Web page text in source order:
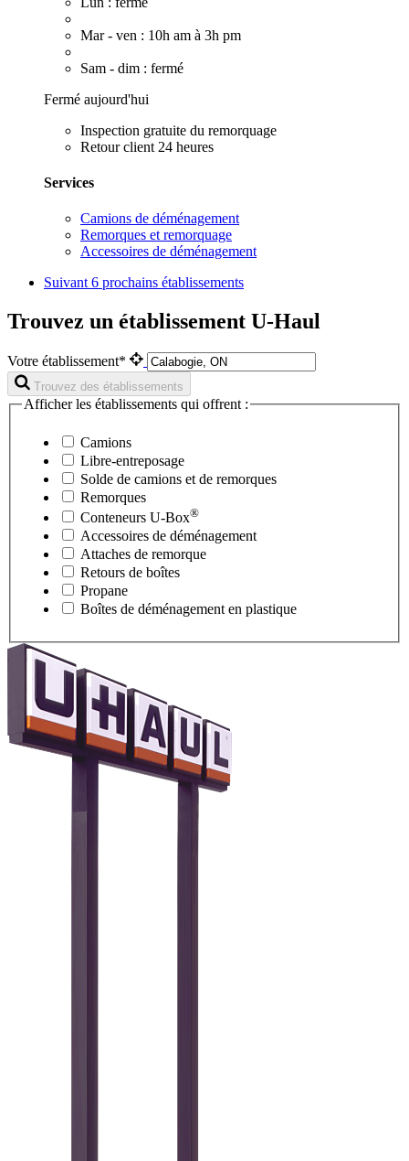
Mar - ven : 10h am à 3h pm
Sam - dim : fermé
Fermé aujourd'hui
Inspection gratuite du remorquage
Retour client 24 heures
Services
Camions de déménagement
Remorques et remorquage
Accessoires de déménagement
Suivant 6 prochains établissements
Trouvez un établissement U-Haul
Votre établissement*
Trouvez des établissements
Afficher les établissements qui offrent :
Camions
Libre-entreposage
Solde de camions et de remorques
Remorques
Conteneurs U-Box®
Accessoires de déménagement
Attaches de remorque
Retours de boîtes
Propane
Boîtes de déménagement en plastique